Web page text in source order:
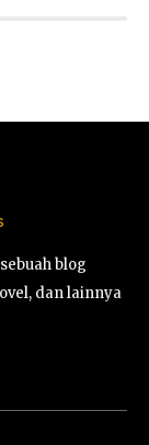
blog
dan lainnya